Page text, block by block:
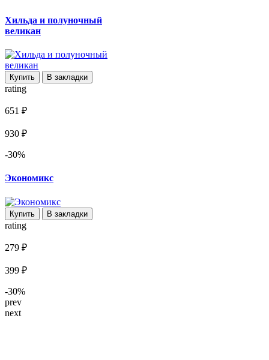
Хильда и полуночный
великан
Купить В закладки
rating
651 ₽
930 ₽
-30%
Экономикс
Купить В закладки
rating
279 ₽
399 ₽
-30%
prev
next